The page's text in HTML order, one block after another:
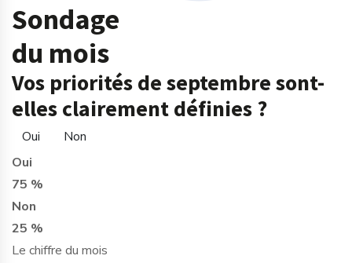
Sondage
du mois
Vos priorités de septembre sont-
elles clairement définies ?
Oui
Non
Oui
75 %
Non
25 %
Le chiffre du mois